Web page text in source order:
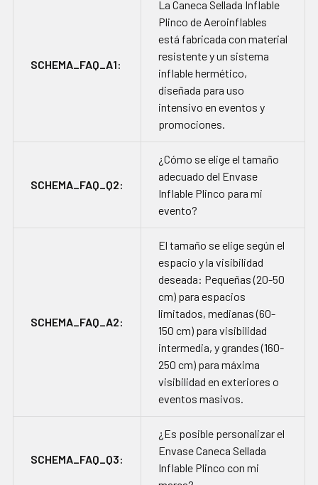
SCHEMA_FAQ_A1:
La Caneca Sellada Inflable
Plinco de Aeroinflables
está fabricada con material
resistente y un sistema
inflable hermético,
diseñada para uso
intensivo en eventos y
promociones.
SCHEMA_FAQ_Q2:
¿Cómo se elige el tamaño
adecuado del Envase
Inflable Plinco para mi
evento?
SCHEMA_FAQ_A2:
El tamaño se elige según el
espacio y la visibilidad
deseada: Pequeñas (20-50
cm) para espacios
limitados, medianas (60-
150 cm) para visibilidad
intermedia, y grandes (160-
250 cm) para máxima
visibilidad en exteriores o
eventos masivos.
SCHEMA_FAQ_Q3:
¿Es posible personalizar el
Envase Caneca Sellada
Inflable Plinco con mi